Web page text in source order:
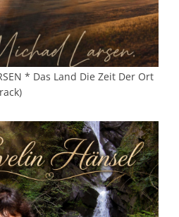
* Das Land Die Zeit Der Ort